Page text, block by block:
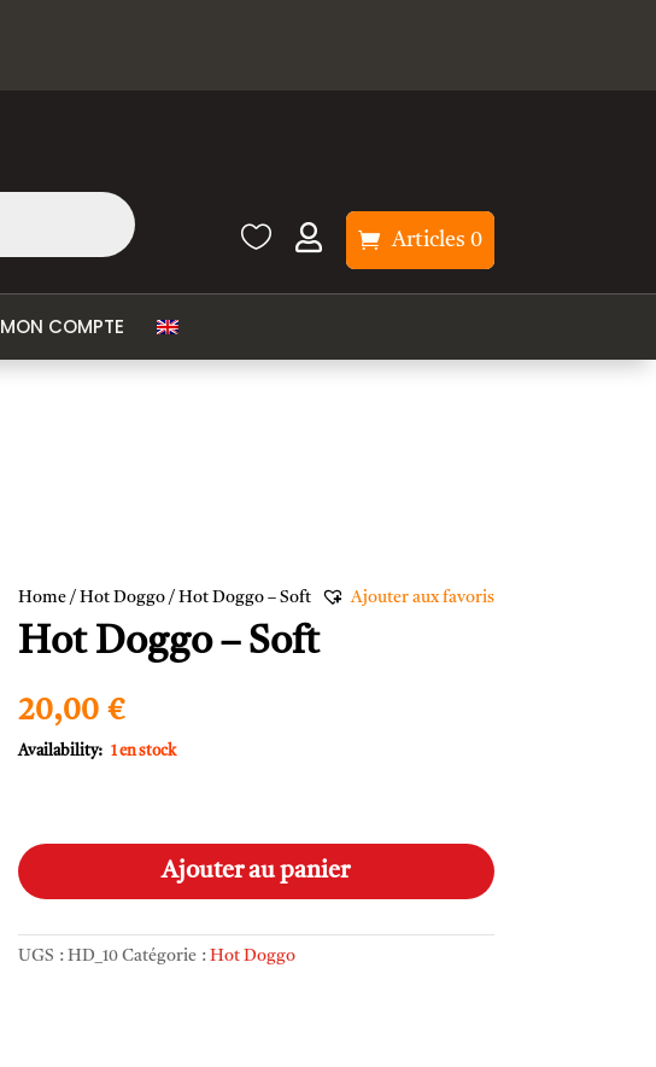
  Articles 0
MON COMPTE
Ajouter aux favoris
Home/ Hot Doggo/ Hot Doggo – Soft
Hot Doggo – Soft
20,00 €
1 en stock
de
Hot
Ajouter au panier
UGS : HD_10 Catégorie : Hot Doggo